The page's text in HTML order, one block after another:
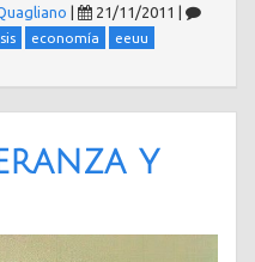
| 21/11/2011 |
economía
eeuu
y